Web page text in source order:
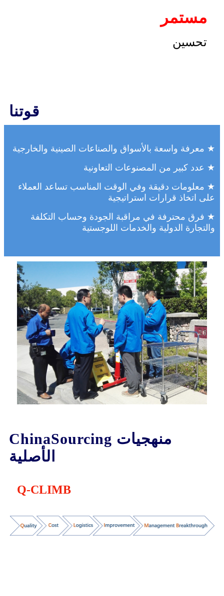
مستمر
تحسين
قوتنا
★ معرفة واسعة بالأسواق والصناعات الصينية والخارجية
★ عدد كبير من المصنوعات التعاونية
★ معلومات دقيقة وفي الوقت المناسب تساعد العملاء
على اتخاذ قرارات استراتيجية
★ فرق محترفة في مراقبة الجودة وحساب التكلفة
والتجارة الدولية والخدمات اللوجستية
منهجيات ChinaSourcing
الأصلية
Q-CLIMB